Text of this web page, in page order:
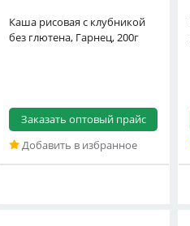
Каша рисовая с клубникой
без глютена, Гарнец, 200г
Заказать оптовый прайс
Добавить в избранное